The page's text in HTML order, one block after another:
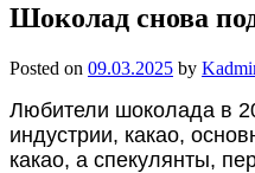
Шоколад снова
Posted on 09.03.2025 by
Любители шоколада в
индустрии, какао,
какао, а спекулянты,